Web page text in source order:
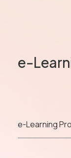
e-
e-Learning